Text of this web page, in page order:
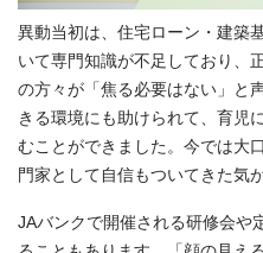
異動当初は、住宅ローン・建築
いて専門知識が不足しており、
の方々が「焦る必要はない」と
きる環境にも助けられて、育児
むことができました。今では大
門家として自信もついてきた気
JAバンクで開催される研修会や